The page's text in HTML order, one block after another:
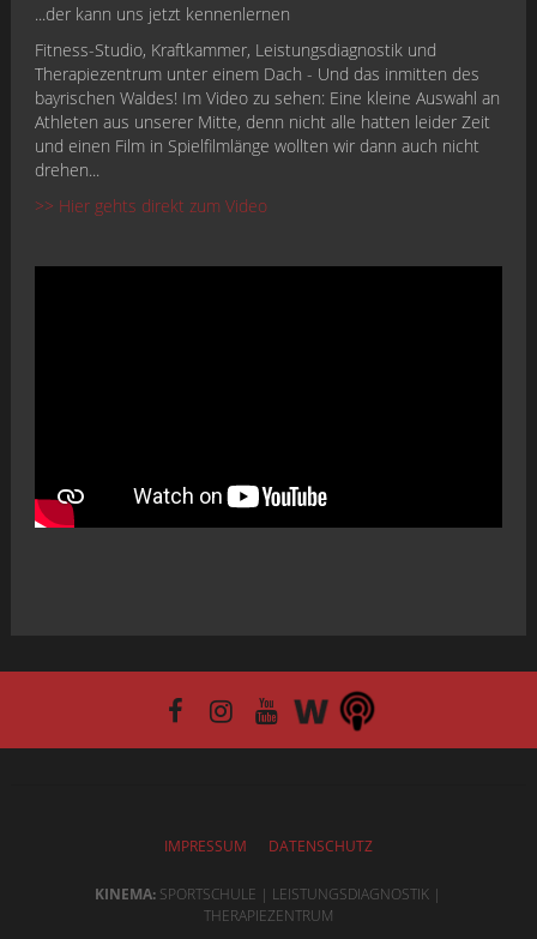
...der kann uns jetzt kennenlernen
Fitness-Studio, Kraftkammer, Leistungsdiagnostik und
Therapiezentrum unter einem Dach - Und das inmitten des
bayrischen Waldes! Im Video zu sehen: Eine kleine Auswahl an
Athleten aus unserer Mitte, denn nicht alle hatten leider Zeit
und einen Film in Spielfilmlänge wollten wir dann auch nicht
drehen...
>> Hier gehts direkt zum Video
IMPRESSUM DATENSCHUTZ
KINEMA: SPORTSCHULE | LEISTUNGSDIAGNOSTIK |
THERAPIEZENTRUM